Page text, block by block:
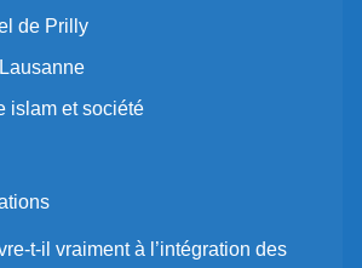
de Prilly
islam et société
t-il vraiment à l’intégration des